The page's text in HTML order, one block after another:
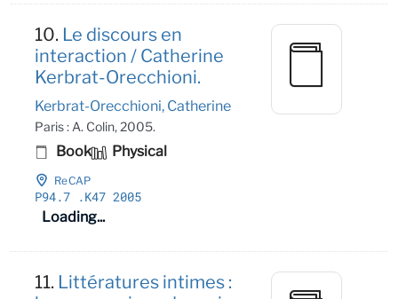
10. Le discours en
interaction / Catherine
Kerbrat-Orecchioni.
Kerbrat-Orecchioni, Catherine
Paris : A. Colin, 2005.
Book Physical
ReCAP
P94.7 .K47 2005
Loading...
11. Littératures intimes :